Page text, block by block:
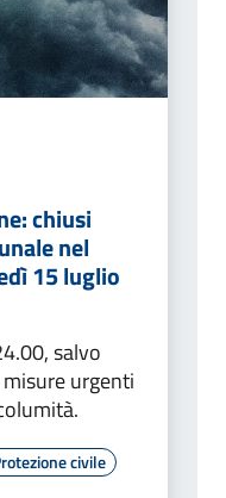
chiusi
nel
15 luglio
salvo
urgenti
civile